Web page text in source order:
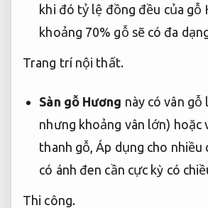
khi đó tỷ lệ đồng đều của gỗ
khoảng 70% gỗ sẽ có đa
Trang trí nội thất.
Sàn gỗ Hương này có vân gỗ
nhưng khoảng vân lớn) hoặc
thanh gỗ,Áp dụng cho nhiều
có ánh đen cần cực kỳ có
Thi công.